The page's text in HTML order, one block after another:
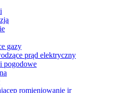
gazy
prąd elektryczny
pogodowe
romieniowanie ir